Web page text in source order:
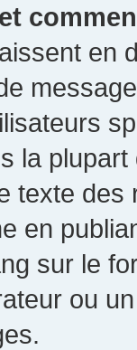
en
la
texte
en
sur le
ou